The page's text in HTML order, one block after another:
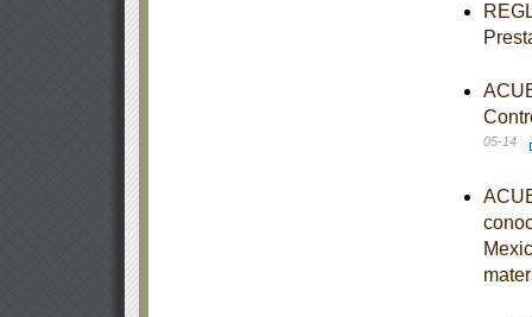
05-14